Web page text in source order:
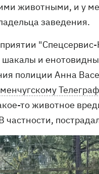
животными, и у
заведения.
и
полиции Анна
то животное